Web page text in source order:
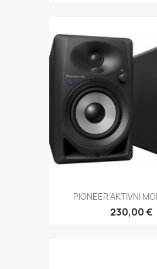
PIONEER AKTIVNI
230,00 €